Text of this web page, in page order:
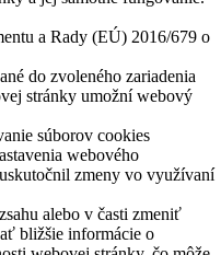
a Rady (EÚ) 2016/679 o
do zvoleného zariadenia
stránky umožní webový
súborov cookies
webového
zmeny vo využívaní
alebo v časti zmeniť
bližšie informácie o